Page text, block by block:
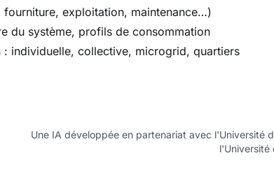
fourniture, exploitation, maintenance…)
du système, profils de consommation
: individuelle, collective, microgrid, quartiers
Une IA développée en partenariat avec l'Université
l'Université